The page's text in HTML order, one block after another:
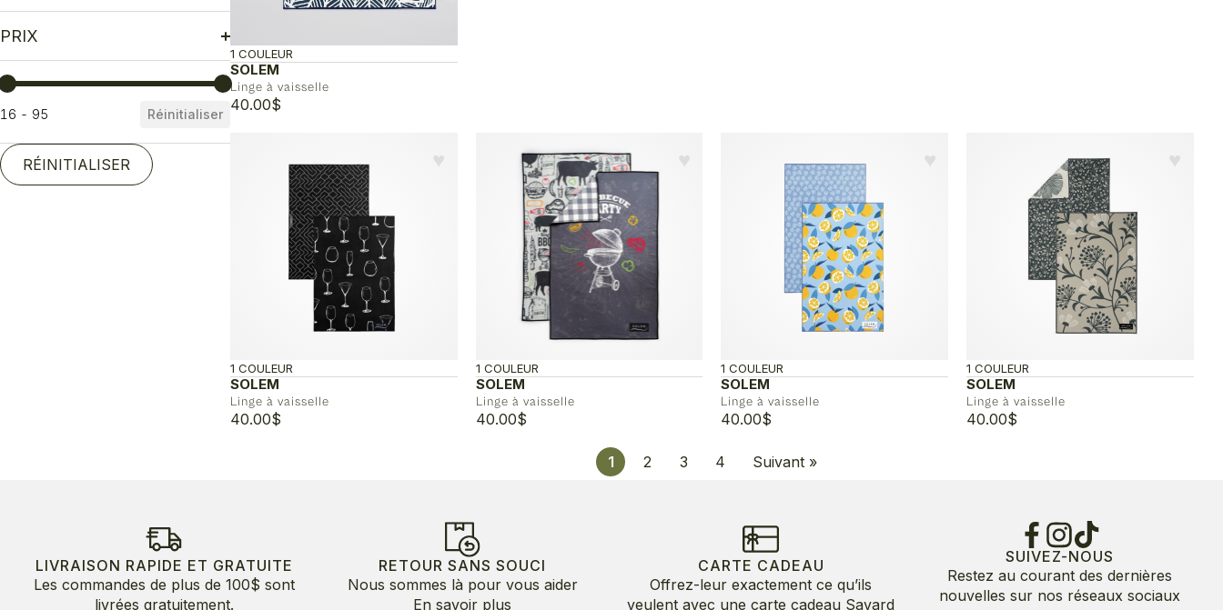
PRIX
Prix
16 - 95 Réinitialiser
RÉINITIALISER
SOLEM
Linge à vaisselle
1 COULEUR
40.00$
♥︎
SOLEM
Linge à vaisselle
1 COULEUR
40.00$
♥︎
SOLEM
Linge à vaisselle
1 COULEUR
40.00$
♥︎
SOLEM
Linge à vaisselle
1 COULEUR
40.00$
♥︎
SOLEM
Linge à vaisselle
1 COULEUR
40.00$
1 2 3 4 Suivant »
LIVRAISON RAPIDE ET GRATUITE
Les commandes de plus de 100$ sont
livrées gratuitement.
RETOUR SANS SOUCI
Nous sommes là pour vous aider
En savoir plus
CARTE CADEAU
Offrez-leur exactement ce qu’ils
veulent avec une carte cadeau Savard
SUIVEZ-NOUS
Restez au courant des dernières
nouvelles sur nos réseaux sociaux